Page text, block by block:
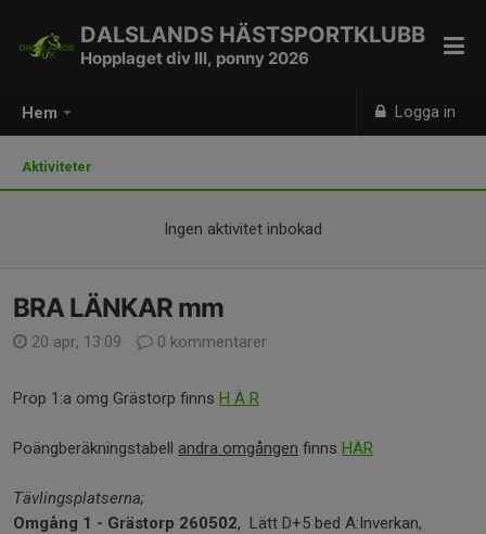
Hem Logga in
DALSLANDS HÄSTSPORTKLUBB
Hopplaget div III, ponny 2026
Aktiviteter
Ingen aktivitet inbokad
BRA LÄNKAR mm
20 apr, 13:09 0 kommentarer
Prop 1:a omg Grästorp finns H Ä R
Poängberäkningstabell andra omgången finns HÄR
Tävlingsplatserna;
Omgång 1 - Grästorp 260502, Lätt D+5 bed A:Inverkan,